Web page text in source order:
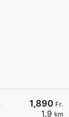
1,890 Fr.
1,9 km